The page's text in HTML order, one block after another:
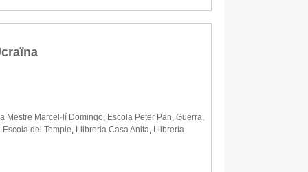
Mestre Marcel·lí Domingo, Escola Peter Pan, Guerra,
Escola del Temple, Llibreria Casa Anita, Llibreria